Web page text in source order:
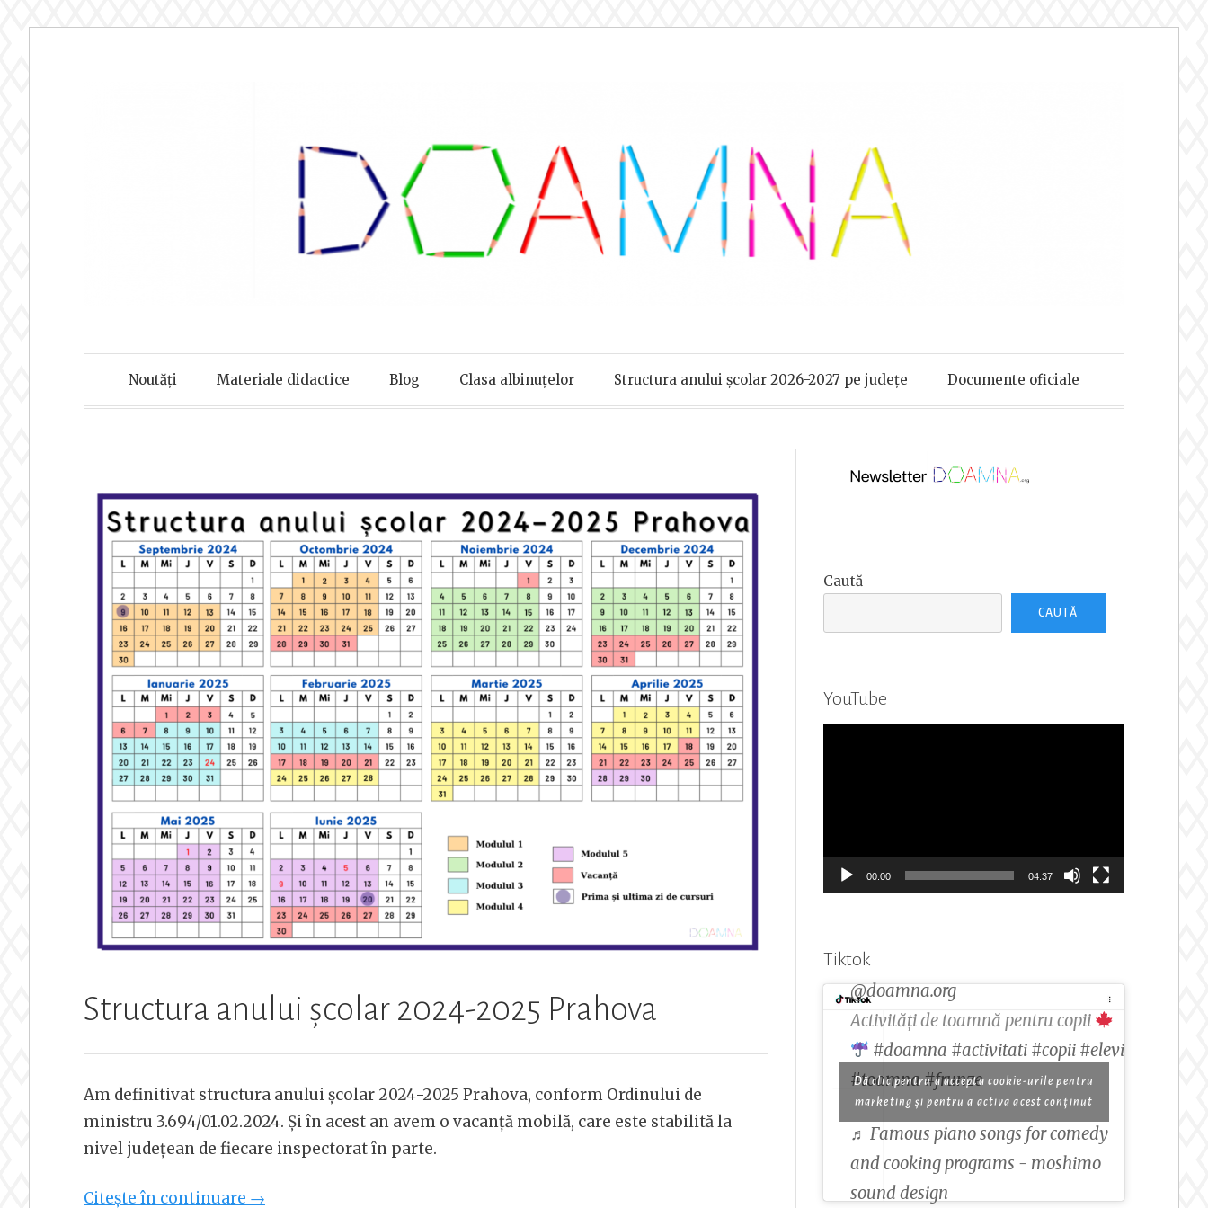
DOAMNA
Noutăți Materiale didactice Blog Clasa albinuțelor Structura anului școlar 2026-2027 pe județe Documente oficiale
Structura anului școlar 2024-2025 Prahova
Am definitivat structura anului școlar 2024-2025 Prahova, conform Ordinului de
ministru 3.694/01.02.2024. Și în acest an avem o vacanță mobilă, care este stabilită la
nivel județean de fiecare inspectorat în parte.
Citește în continuare „Structura
→
Caută
CAUTĂ
YouTube
00:00 04:37
Tiktok
@doamna.org
Activități de toamnă pentru copii
#doamna #activitati #copii #elevi
#toamna#frunze
♬ Famous piano songs for comedy
and cooking programs - moshimo
sound design
Dă clic pentru a accepta cookie-urile pentru
marketing și pentru a activa acest conținut